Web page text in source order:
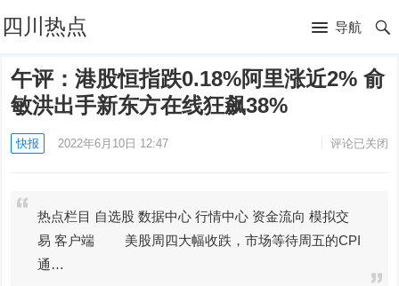
四川热点 导航
午评：港股恒指跌0.18%阿里涨近2% 俞
敏洪出手新东方在线狂飙38%
快报 2022年6月10日 12:47 评论已关闭
热点栏目 自选股 数据中心 行情中心 资金流向 模拟交
易 客户端 美股周四大幅收跌，市场等待周五的CPI
通…